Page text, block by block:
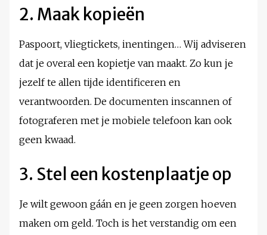
2. Maak kopieën
Paspoort, vliegtickets, inentingen… Wij adviseren
dat je overal een kopietje van maakt. Zo kun je
jezelf te allen tijde identificeren en
verantwoorden. De documenten inscannen of
fotograferen met je mobiele telefoon kan ook
geen kwaad.
3. Stel een kostenplaatje op
Je wilt gewoon gáán en je geen zorgen hoeven
maken om geld. Toch is het verstandig om een